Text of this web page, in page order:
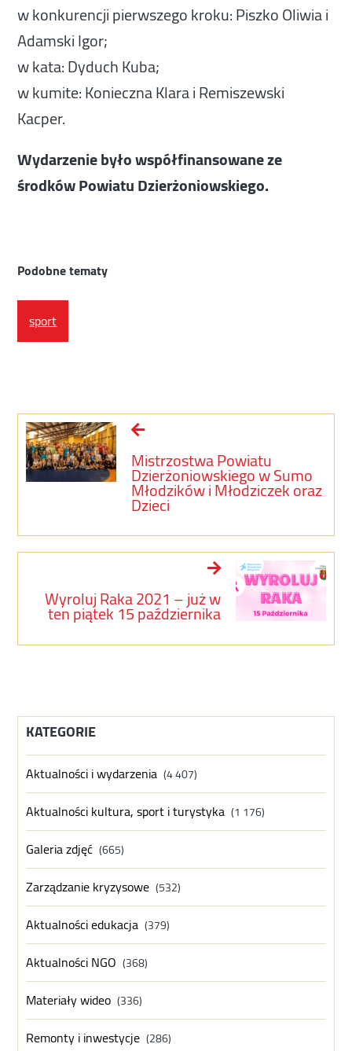
w konkurencji pierwszego kroku: Piszko Oliwia i
Adamski Igor;
w kata: Dyduch Kuba;
w kumite: Konieczna Klara i Remiszewski
Kacper.
Wydarzenie było współfinansowane ze
środków Powiatu Dzierżoniowskiego.
Podobne tematy
sport
Mistrzostwa Powiatu
Dzierżoniowskiego w Sumo
Młodzików i Młodziczek oraz
Dzieci
Wyroluj Raka 2021 – już w
ten piątek 15 października
KATEGORIE
Aktualności i wydarzenia (4 407)
Aktualności kultura, sport i turystyka (1 176)
Galeria zdjęć (665)
Zarządzanie kryzysowe (532)
Aktualności edukacja (379)
Aktualności NGO (368)
Materiały wideo (336)
Remonty i inwestycje (286)